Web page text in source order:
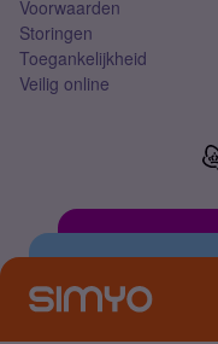
Voorwaarden
Storingen
Toegankelijkheid
Veilig online